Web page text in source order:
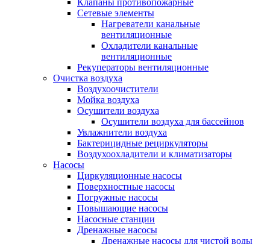
Сетевые элементы
Нагреватели канальные
вентиляционные
Охладители канальные
вентиляционные
Рекуператоры вентиляционные
Очистка воздуха
Воздухоочистители
Мойка воздуха
Осушители воздуха
Осушители воздуха для бассейнов
Увлажнители воздуха
Бактерицидные рециркуляторы
Воздухоохладители и климатизаторы
Насосы
Циркуляционные насосы
Поверхностные насосы
Погружные насосы
Повышающие насосы
Насосные станции
Дренажные насосы
Дренажные насосы для чистой воды